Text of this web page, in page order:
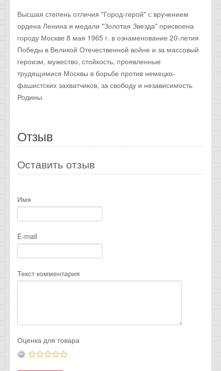
Высшая степень отличия "Город-герой" с вручением
ордена Ленина и медали "Золотая Звезда" присвоена
городу Москве 8 мая 1965 г. в ознаменование 20-летия
Победы в Великой Отечественной войне и за массовый
героизм, мужество, стойкость, проявленные
трудящимися Москвы в борьбе против немецко-
фашистских захватчиков, за свободу и независимость
Родины.
Отзыв
Оставить отзыв
Имя
E-mail
Текст комментария
Оценка для товара